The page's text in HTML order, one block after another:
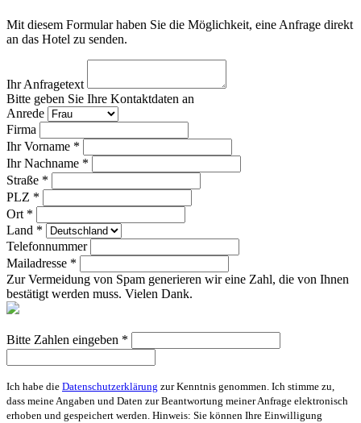
Mit diesem Formular haben Sie die Möglichkeit, eine Anfrage direkt
an das Hotel zu senden.
Ihr Anfragetext
Bitte geben Sie Ihre Kontaktdaten an
Anrede
Firma
Ihr Vorname *
Ihr Nachname *
Straße *
PLZ *
Ort *
Land *
Telefonnummer
Mailadresse *
Zur Vermeidung von Spam generieren wir eine Zahl, die von Ihnen
bestätigt werden muss. Vielen Dank.
Bitte Zahlen eingeben *
Ich habe die Datenschutzerklärung zur Kenntnis genommen. Ich stimme zu,
dass meine Angaben und Daten zur Beantwortung meiner Anfrage elektronisch
erhoben und gespeichert werden. Hinweis: Sie können Ihre Einwilligung